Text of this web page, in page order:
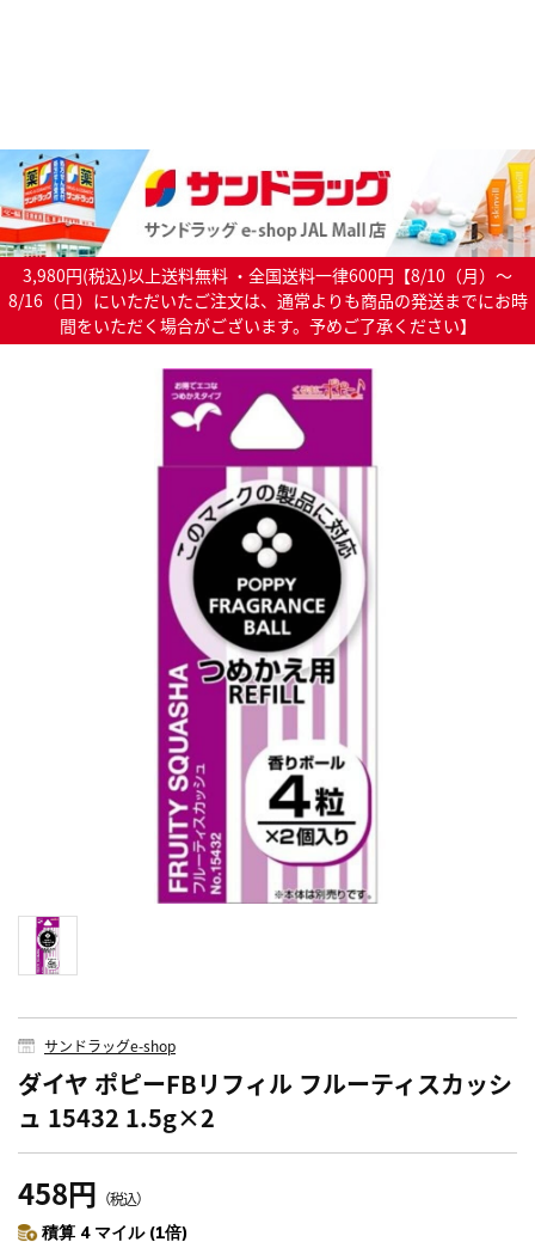
3,980円(税込)以上送料無料 ・全国送料一律600円【8/10（月）～
8/16（日）にいただいたご注文は、通常よりも商品の発送までにお時
間をいただく場合がございます。予めご了承ください】
サンドラッグe-shop
ダイヤ ポピーFBリフィル フルーティスカッシ
ュ 15432 1.5g×2
458円 （税込）
積算 4 マイル (1倍)